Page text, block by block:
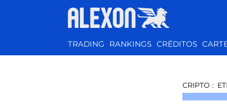
TRADING RANKINGS CRÉDITOS
CRIPTO :